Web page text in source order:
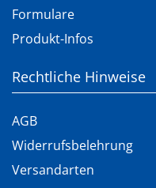
Formulare
Produkt-Infos
Rechtliche Hinweise
AGB
Widerrufsbelehrung
Versandarten